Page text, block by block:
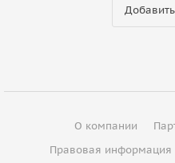
О компании
Правовая информация